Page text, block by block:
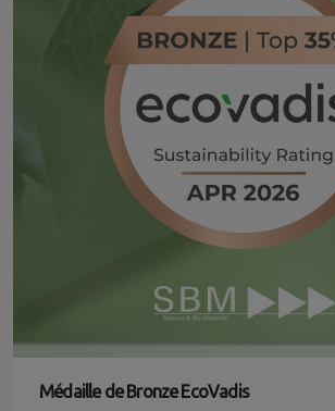
Médaille de Bronze EcoVadis